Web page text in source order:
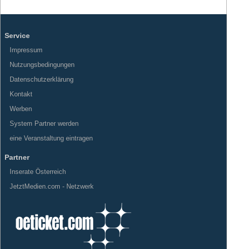
Service
Impressum
Nutzungsbedingungen
Datenschutzerklärung
Kontakt
Werben
System Partner werden
eine Veranstaltung eintragen
Partner
Inserate Österreich
JetztMedien.com - Netzwerk